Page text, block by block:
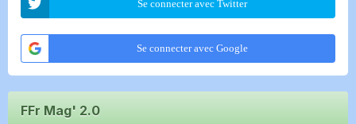
Se connecter avec Twitter
Se connecter avec Google
FFr Mag' 2.0